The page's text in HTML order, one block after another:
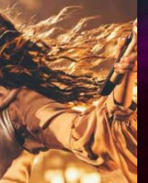
کمی از گروه‌ها
موسیقی
ورزشگاه‌های بزرگ جهان […]